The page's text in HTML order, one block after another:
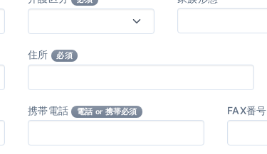
住所 必須
携帯電話 電話 or 携帯必須 FAX番号